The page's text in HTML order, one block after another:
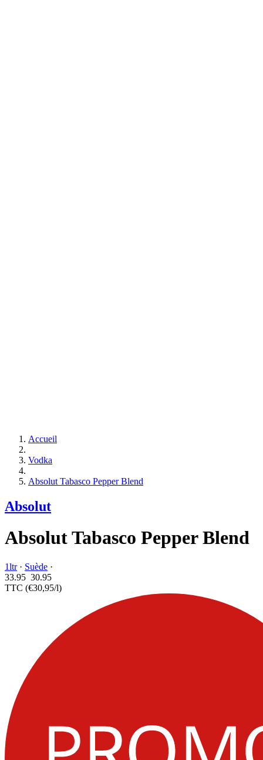
Accueil
Vodka
Absolut Tabasco Pepper Blend
Absolut
Absolut Tabasco Pepper Blend
1ltr· Suède ·
33.95 30.95
TTC (€30,95/l)